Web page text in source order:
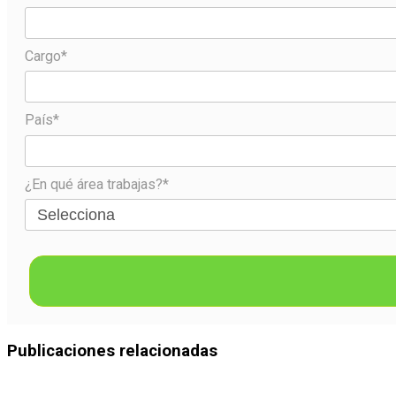
Cargo*
País*
¿En qué área trabajas?*
Publicaciones relacionadas